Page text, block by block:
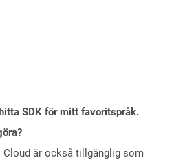
SDK för mitt favoritspråk.
Cloud är också tillgänglig som